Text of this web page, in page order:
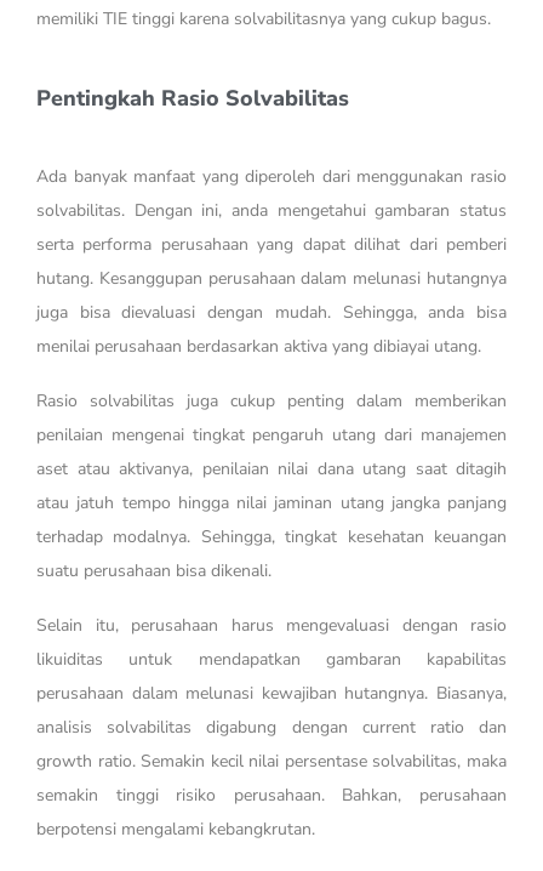
memiliki TIE tinggi karena solvabilitasnya yang cukup bagus.
Pentingkah Rasio Solvabilitas
Ada banyak manfaat yang diperoleh dari menggunakan rasio
solvabilitas. Dengan ini, anda mengetahui gambaran status
serta performa perusahaan yang dapat dilihat dari pemberi
hutang. Kesanggupan perusahaan dalam melunasi hutangnya
juga bisa dievaluasi dengan mudah. Sehingga, anda bisa
menilai perusahaan berdasarkan aktiva yang dibiayai utang.
Rasio solvabilitas juga cukup penting dalam memberikan
penilaian mengenai tingkat pengaruh utang dari manajemen
aset atau aktivanya, penilaian nilai dana utang saat ditagih
atau jatuh tempo hingga nilai jaminan utang jangka panjang
terhadap modalnya. Sehingga, tingkat kesehatan keuangan
suatu perusahaan bisa dikenali.
Selain itu, perusahaan harus mengevaluasi dengan rasio
likuiditas untuk mendapatkan gambaran kapabilitas
perusahaan dalam melunasi kewajiban hutangnya. Biasanya,
analisis solvabilitas digabung dengan current ratio dan
growth ratio. Semakin kecil nilai persentase solvabilitas, maka
semakin tinggi risiko perusahaan. Bahkan, perusahaan
berpotensi mengalami kebangkrutan.